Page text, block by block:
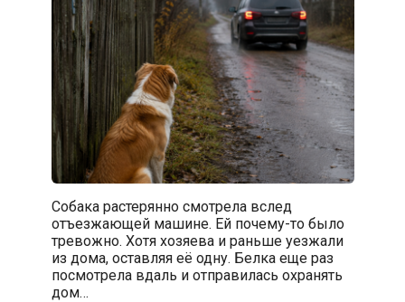
Собака растерянно смотрела вслед
отъезжающей машине. Ей почему-то было
тревожно. Хотя хозяева и раньше уезжали
из дома, оставляя её одну. Белка еще раз
посмотрела вдаль и отправилась охранять
дом…